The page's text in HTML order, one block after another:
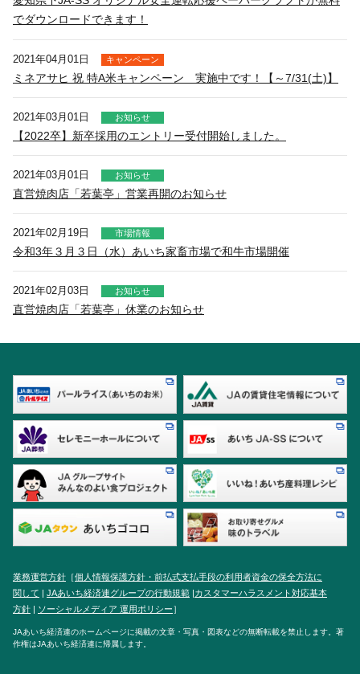
でダウンロードできます！
2021年04月01日 キャンペーン
ミネアサヒ 祝 特A米キャンペーン 実施中です！【～7/31(土)】
2021年03月01日 お知らせ
【2022卒】新卒採用のエントリー受付開始しました。
2021年03月01日 お知らせ
直営焼肉店「若葉亭」営業再開のお知らせ
2021年02月19日 市場情報
令和3年３月３日（水）あいち家畜市場で和牛市場開催
2021年02月03日 お知らせ
直営焼肉店「若葉亭」休業のお知らせ
業務運営方針 ［個人情報保護方針・前払式支払手段の利用者資金の保全方法に
関して | JAあいち経済連グループの行動規範 |カスタマーハラスメント対応基本
方針 | ソーシャルメディア 運用ポリシー］
JAあいち経済連のホームページに掲載の文章・写真・図表などの無断転載を禁止します。著
作権はJAあいち経済連に帰属します。